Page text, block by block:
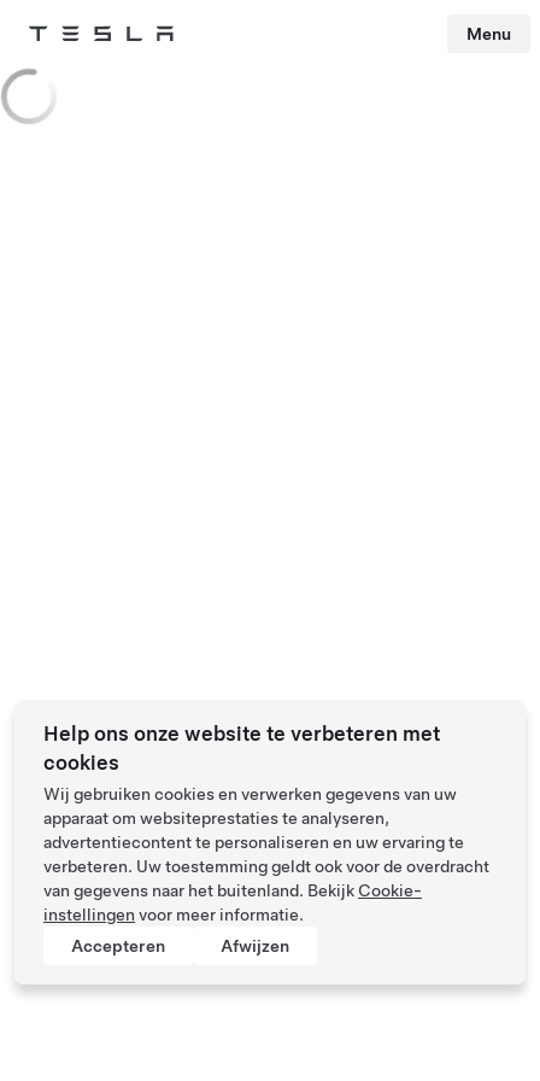
Tesla
Skip to main content
Menu
Help ons onze website te verbeteren met
cookies
Wij gebruiken cookies en verwerken gegevens van uw
apparaat om websiteprestaties te analyseren,
advertentiecontent te personaliseren en uw ervaring te
verbeteren. Uw toestemming geldt ook voor de overdracht
van gegevens naar het buitenland. Bekijk Cookie-
instellingen voor meer informatie.
Accepteren
Afwijzen